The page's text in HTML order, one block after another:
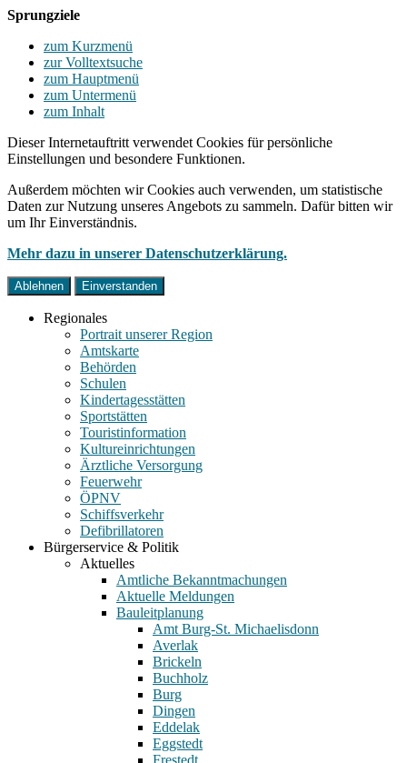
Sprungziele
zum Kurzmenü
zur Volltextsuche
zum Hauptmenü
zum Untermenü
zum Inhalt
Dieser Internetauftritt verwendet Cookies für persönliche
Einstellungen und besondere Funktionen.
Außerdem möchten wir Cookies auch verwenden, um statistische
Daten zur Nutzung unseres Angebots zu sammeln. Dafür bitten wir
um Ihr Einverständnis.
Mehr dazu in unserer Datenschutzerklärung.
Ablehnen Einverstanden
Regionales
Portrait unserer Region
Amtskarte
Behörden
Schulen
Kindertagesstätten
Sportstätten
Touristinformation
Kultureinrichtungen
Ärztliche Versorgung
Feuerwehr
ÖPNV
Schiffsverkehr
Defibrillatoren
Bürgerservice & Politik
Aktuelles
Amtliche Bekanntmachungen
Aktuelle Meldungen
Bauleitplanung
Amt Burg-St. Michaelisdonn
Averlak
Brickeln
Buchholz
Burg
Dingen
Eddelak
Eggstedt
Frestedt